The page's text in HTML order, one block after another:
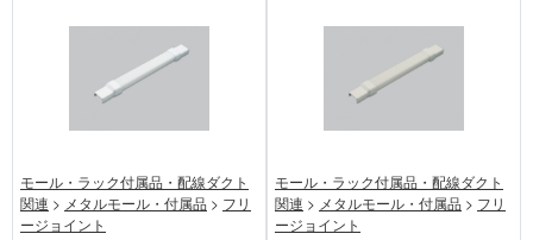
モール・ラック付属品・配線ダクト
関連 > メタルモール・付属品 > フリ
ージョイント
モール・ラック付属品・配線ダクト
関連 > メタルモール・付属品 > フリ
ージョイント